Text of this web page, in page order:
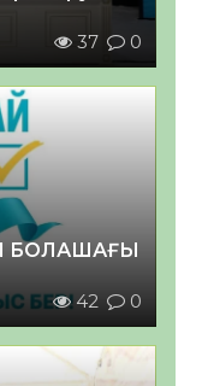
37 0
БОЛАШАҒЫ
42 0